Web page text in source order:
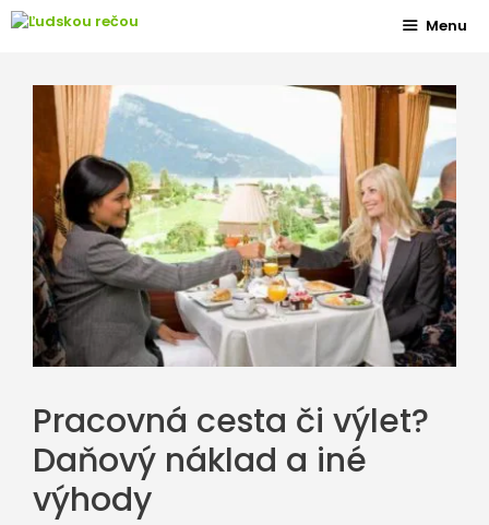
Preskočiť
Menu
Pracovná cesta či výlet?
Daňový náklad a iné
výhody